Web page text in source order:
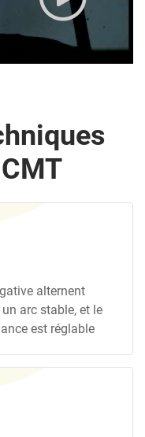
alternent
arc stable, et le
est réglable